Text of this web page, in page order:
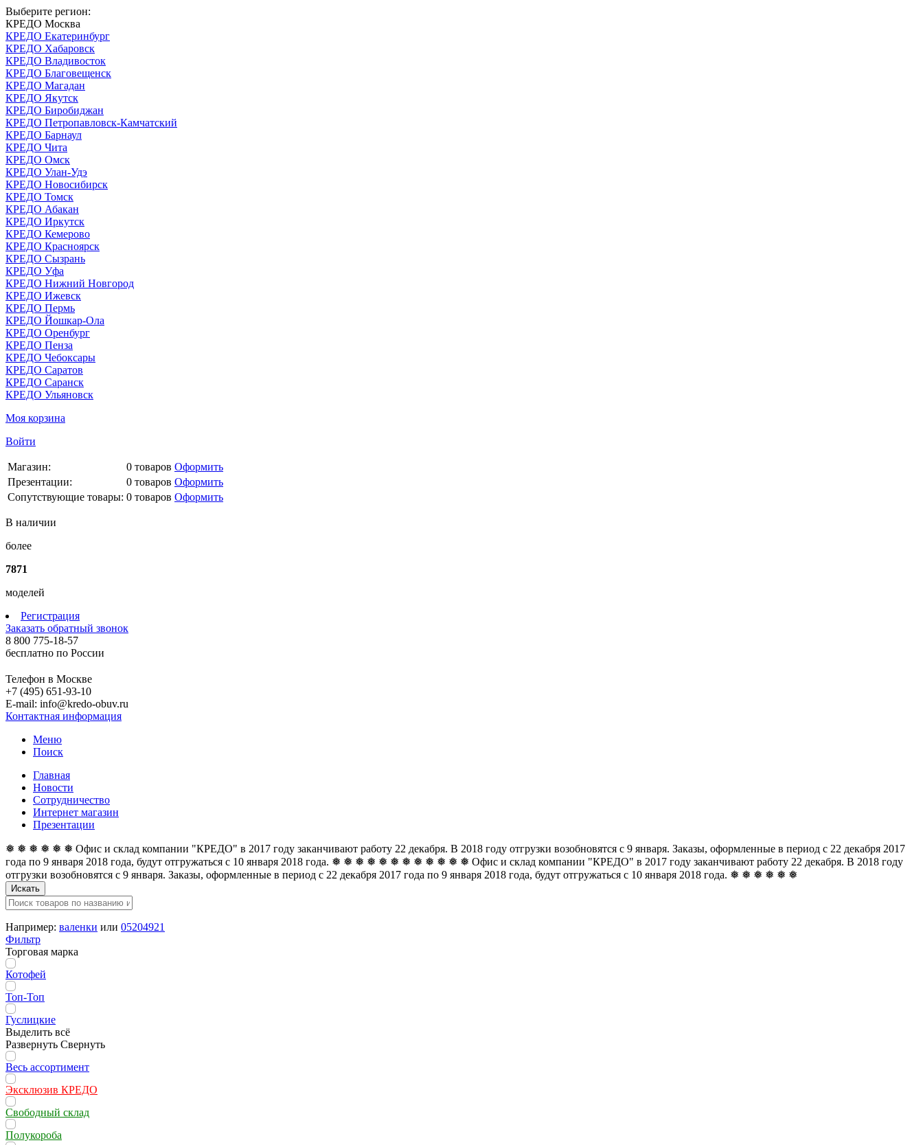
Выберите регион:
КРЕДО Москва
КРЕДО Екатеринбург
КРЕДО Хабаровск
КРЕДО Владивосток
КРЕДО Благовещенск
КРЕДО Магадан
КРЕДО Якутск
КРЕДО Биробиджан
КРЕДО Петропавловск-Камчатский
КРЕДО Барнаул
КРЕДО Чита
КРЕДО Омск
КРЕДО Улан-Удэ
КРЕДО Новосибирск
КРЕДО Томск
КРЕДО Абакан
КРЕДО Иркутск
КРЕДО Кемерово
КРЕДО Красноярск
КРЕДО Сызрань
КРЕДО Уфа
КРЕДО Нижний Новгород
КРЕДО Ижевск
КРЕДО Пермь
КРЕДО Йошкар-Ола
КРЕДО Оренбург
КРЕДО Пенза
КРЕДО Чебоксары
КРЕДО Саратов
КРЕДО Саранск
КРЕДО Ульяновск
Моя корзина
Войти
Магазин: 0 товаров Оформить
Презентации:
0 товаров Оформить
Сопутствующие товары: 0 товаров Оформить
В наличии
более
7871
моделей
Регистрация
Заказать обратный звонок
8 800 775-18-57
бесплатно по России
Телефон в Москве
+7 (495) 651-93-10
E-mail: info@kredo-obuv.ru
Контактная информация
Меню
Поиск
Главная
Новости
Сотрудничество
Интернет магазин
Презентации
❅ ❅ ❅ ❅ ❅ ❅ Офис и склад компании "КРЕДО" в 2017 году заканчивают работу 22 декабря. В 2018 году отгрузки возобновятся с 9 января. Заказы, оформленные в период с 22 декабря 2017
года по 9 января 2018 года, будут отгружаться с 10 января 2018 года. ❅ ❅ ❅ ❅ ❅ ❅ ❅ ❅ ❅ ❅ ❅ ❅ Офис и склад компании "КРЕДО" в 2017 году заканчивают работу 22 декабря. В 2018 году
отгрузки возобновятся с 9 января. Заказы, оформленные в период с 22 декабря 2017 года по 9 января 2018 года, будут отгружаться с 10 января 2018 года. ❅ ❅ ❅ ❅ ❅ ❅
Искать
Например: валенки или 05204921
Фильтр
Торговая марка
Котофей
Топ-Топ
Гуслицкие
Выделить всё
Развернуть Свернуть
Весь ассортимент
Эксклюзив КРЕДО
Свободный склад
Полукороба